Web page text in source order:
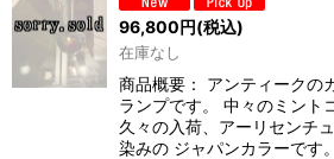
96,800円(税込)
在庫なし
商品概要： アンティークの
ランプです。 中々のミント
久々の入荷、アーリセンチ
染みの ジャパンカラーです